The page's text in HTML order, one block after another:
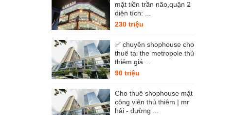
mặt tiền trần não,quận 2
diện tích: ...
230 triệu
✅ chuyên shophouse cho
thuê tại the metropole thủ
thiêm giá ...
90 triệu
Cho thuê shophouse mặt
công viên thủ thiêm | mr
hải - đường ...